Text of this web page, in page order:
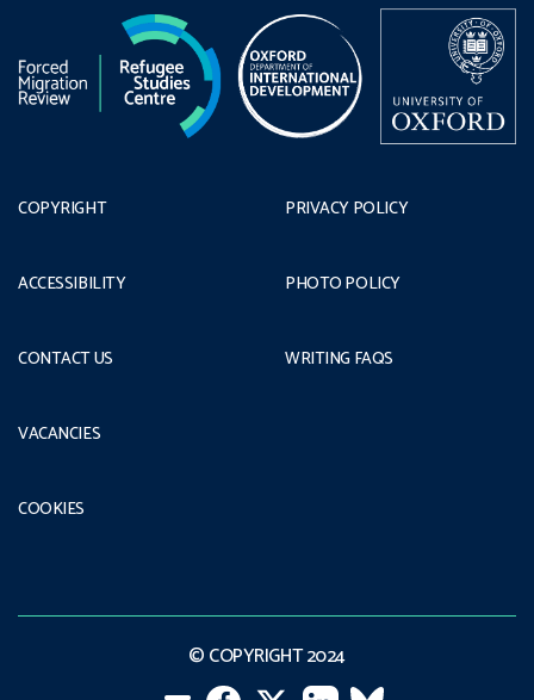
COPYRIGHT
ACCESSIBILITY
CONTACT US
PRIVACY POLICY
PHOTO POLICY
WRITING FAQS
VACANCIES
COOKIES
© COPYRIGHT 2024